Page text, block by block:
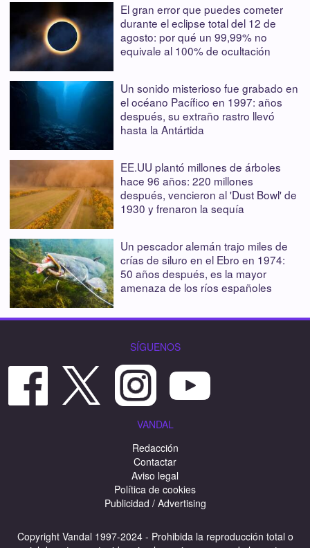
El gran error que puedes cometer
durante el eclipse total del 12 de
agosto: por qué un 99,99% no
equivale al 100% de ocultación
Un sonido misterioso fue grabado en
el océano Pacífico en 1997: años
después, su extraño rastro llevó
hasta la Antártida
EE.UU plantó millones de árboles
hace 96 años: 220 millones
después, vencieron al 'Dust Bowl' de
1930 y frenaron la sequía
Un pescador alemán trajo miles de
crías de siluro en el Ebro en 1974:
50 años después, es la mayor
amenaza de los ríos españoles
SÍGUENOS
VANDAL
Redacción
Contactar
Aviso legal
Política de cookies
Publicidad / Advertising
Copyright Vandal 1997-2024 - Prohibida la reproducción total o